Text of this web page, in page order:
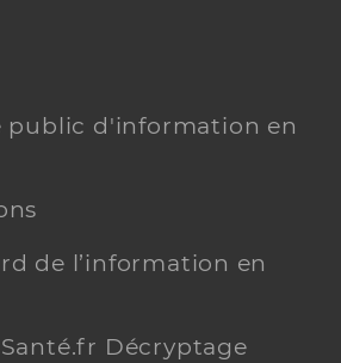
public d'information en
de l’information en
Décryptage